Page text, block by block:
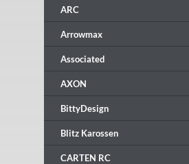
ARC
Arrowmax
Associated
AXON
BittyDesign
Blitz Karossen
CARTEN RC